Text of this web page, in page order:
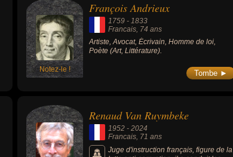
Notez-le !
François Andrieux
1759 -1833
Francais, 74 ans
Artiste, Avocat, Écrivain, Homme de loi,
Poète (Art, Littérature).
Tombe ►
Renaud Van Ruymbeke
1952 -2024
Francais, 71 ans
Juge d'instruction français, figure de la